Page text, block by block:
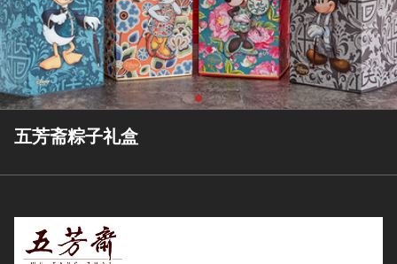
五芳斋粽子礼盒